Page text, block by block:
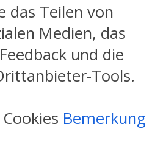
das Teilen von
Medien, das
und die
Tools.
Bemerkung